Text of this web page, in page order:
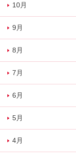
10月
9月
8月
7月
6月
5月
4月